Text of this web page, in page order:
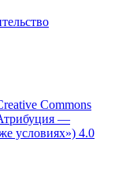
Commons
—
условиях») 4.0